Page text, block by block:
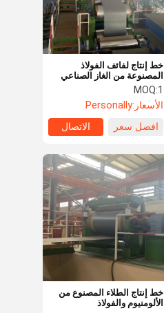
أشرطة فيديو
خط إنتاج لفائف الفولاذ
المصنوعة من الغاز الصناعي
MOQ:1
الأسعار:Personally
افضل سعر
الاتصال
خط إنتاج الطلاء المصنوع من
الألومنيوم والفولاذ